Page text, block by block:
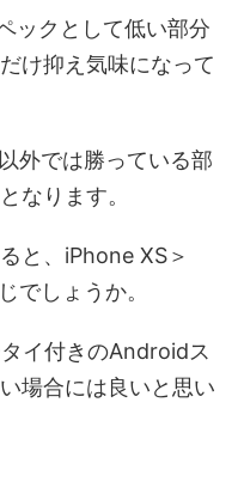
ックとして低い部分
け抑え気味になって
外では勝っている部
なります。
と、iPhone XS＞
でしょうか。
イ付きのAndroidス
場合には良いと思い